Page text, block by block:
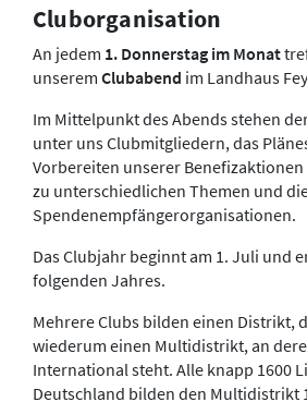
Cluborganisation
An jedem 1. Donnerstag im Monat
unserem Clubabend im Landhaus
Im Mittelpunkt des Abends stehen
unter uns Clubmitgliedern, das
Vorbereiten unserer
zu unterschiedlichen Themen und
Spendenempfängerorganisationen.
Das Clubjahr beginnt am 1. Juli und
folgenden Jahres.
Mehrere Clubs bilden einen Distrikt,
wiederum einen Multidistrikt, an
International steht. Alle knapp 1600
Deutschland bilden den Multidistrikt